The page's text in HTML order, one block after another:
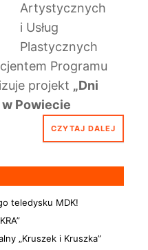
Artystycznych
i Usług
Plastycznych
Programu
projekt „Dni
Powiecie
CZYTAJ DALEJ
teledysku MDK!
„Kruszek i Kruszka”